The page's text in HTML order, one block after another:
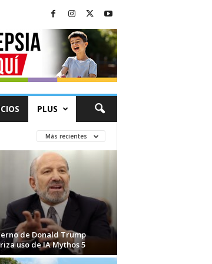
PLUS
Más recientes
de Donald Trump
uso de IA Mythos 5